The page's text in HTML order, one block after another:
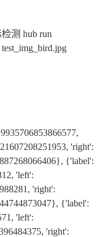
测 hub run
'right':
{'label':
'left':
'right':
{'label':
'left':
'right':